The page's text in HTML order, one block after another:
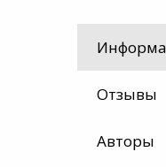
Отзывы
Авторы